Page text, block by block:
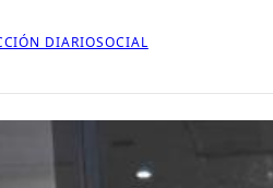
DIARIOSOCIAL